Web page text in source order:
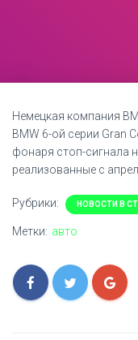
Немецкая компания
BMW 6-ой серии Gran
фонаря стоп-сигнала
реализованные с
Рубрики: НОВОСТИ В
Метки: авто